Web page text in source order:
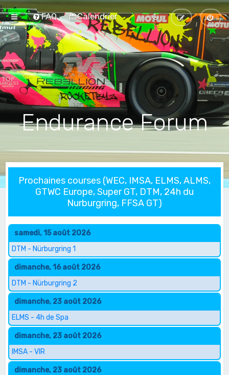
FAQ Calendrier
Endurance Forum
Prochaines courses (WEC, IMSA, ELMS, ALMS,
GTWC Europe, Super GT, DTM, 24h du
Nurburgring, FFSA GT)
samedi, 15 août 2026
DTM - Nürburgring 1
dimanche, 16 août 2026
DTM - Nürburgring 2
dimanche, 23 août 2026
ELMS - 4h de Spa
dimanche, 23 août 2026
IMSA - VIR
dimanche, 23 août 2026